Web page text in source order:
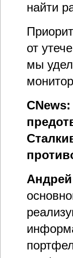
найти
от
мы
Андрей